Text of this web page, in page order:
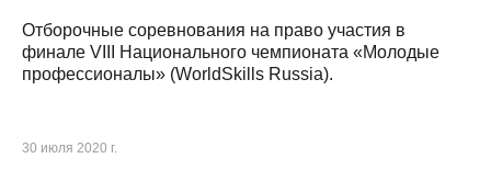
Отборочные соревнования на право участия в
финале VIII Национального чемпионата «Молодые
профессионалы» (WorldSkills Russia).
30 июля 2020 г.